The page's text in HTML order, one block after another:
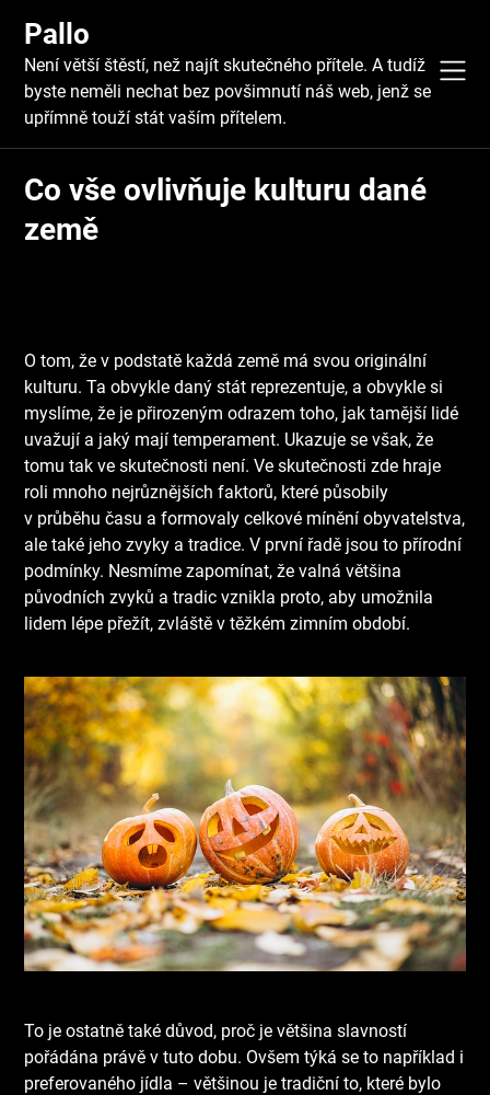
content
Pallo
Není větší štěstí, než najít skutečného přítele. A tudíž
byste neměli nechat bez povšimnutí náš web, jenž se
upřímně touží stát vaším přítelem.
Co vše ovlivňuje kulturu dané
země
O tom, že v podstatě každá země má svou originální
kulturu. Ta obvykle daný stát reprezentuje, a obvykle si
myslíme, že je přirozeným odrazem toho, jak tamější lidé
uvažují a jaký mají temperament. Ukazuje se však, že
tomu tak ve skutečnosti není. Ve skutečnosti zde hraje
roli mnoho nejrůznějších faktorů, které působily
v průběhu času a formovaly celkové mínění obyvatelstva,
ale také jeho zvyky a tradice. V první řadě jsou to přírodní
podmínky. Nesmíme zapomínat, že valná většina
původních zvyků a tradic vznikla proto, aby umožnila
lidem lépe přežít, zvláště v těžkém zimním období.
To je ostatně také důvod, proč je většina slavností
pořádána právě v tuto dobu. Ovšem týká se to například i
preferovaného jídla – většinou je tradiční to, které bylo